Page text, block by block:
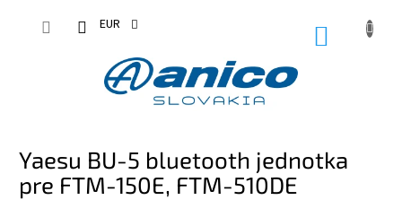
EUR
Yaesu BU-5 bluetooth jednotka
pre FTM-150E, FTM-510DE